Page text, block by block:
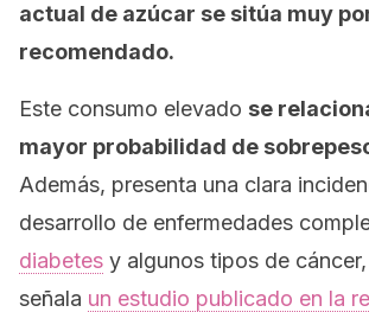
actual de azúcar se sitúa muy
recomendado.
Este consumo elevado se
mayor probabilidad de
Además, presenta una clara
desarrollo de enfermedades
diabetes y algunos tipos de
señala un estudio publicado en la